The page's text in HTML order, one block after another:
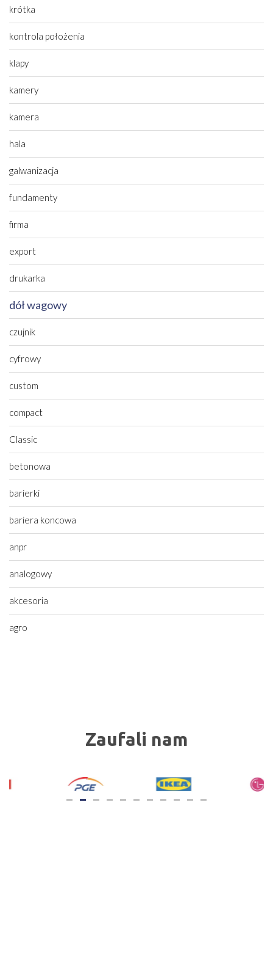
krótka
kontrola położenia
klapy
kamery
kamera
hala
galwanizacja
fundamenty
firma
export
drukarka
dół wagowy
czujnik
cyfrowy
custom
compact
Classic
betonowa
barierki
bariera koncowa
anpr
analogowy
akcesoria
agro
Zaufali nam